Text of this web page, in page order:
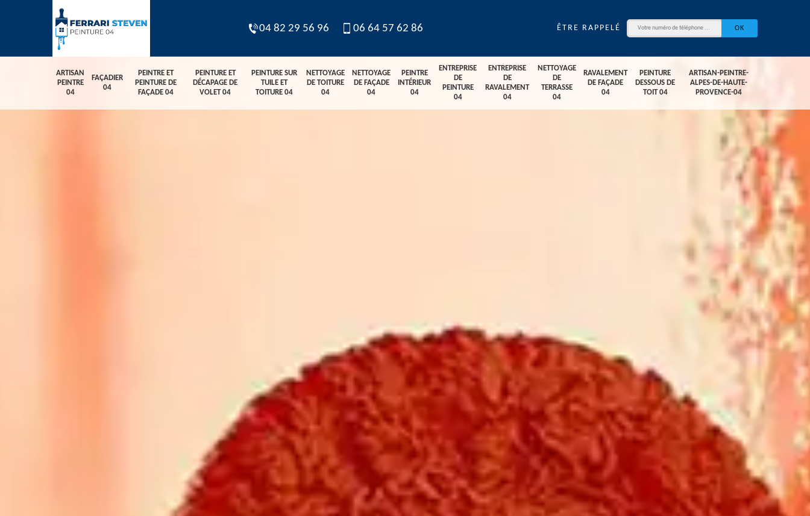
04 82 29 56 96 06 64 57 62 86 ÊTRE RAPPELÉ
ARTISAN
PEINTRE
04
FAÇADIER
04
PEINTRE ET
PEINTURE DE
FAÇADE 04
PEINTURE ET
DÉCAPAGE DE
VOLET 04
PEINTURE SUR
TUILE ET
TOITURE 04
NETTOYAGE
DE TOITURE
04
NETTOYAGE
DE FAÇADE
04
PEINTRE
INTÉRIEUR
04
ENTREPRISE
DE
PEINTURE
04
ENTREPRISE
DE
RAVALEMENT
04
NETTOYAGE
DE
TERRASSE
04
RAVALEMENT
DE FAÇADE
04
PEINTURE
DESSOUS DE
TOIT 04
ARTISAN-PEINTRE-
ALPES-DE-HAUTE-
PROVENCE-04